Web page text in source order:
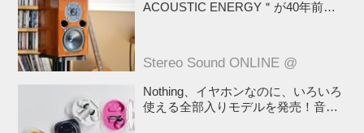
ACOUSTIC ENERGY＂が40年前に
Stereo Sound ONLINE @
Nothing、イヤホンなのに、いろいろ
使える全部入りモデルを発売！音だ